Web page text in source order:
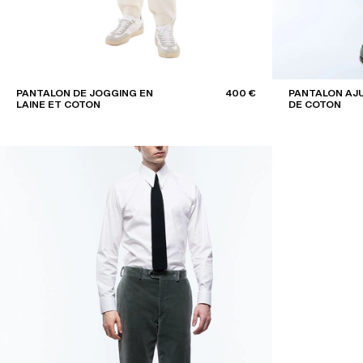
PANTALON DE JOGGING EN
LAINE ET COTON
400 €
PANTALON
DE COTON